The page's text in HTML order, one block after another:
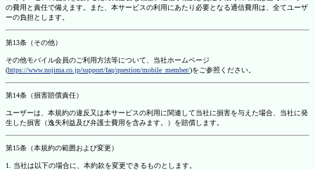
の費用と責任で備えます。また、本サービスの利用にあたり必要となる通信費用は、全てユーザ
ーの負担とします。
第13条（その他）
その他モバイル会員のご利用方法等について、当社ホームページ
(https://www.nojima.co.jp/support/faq/question/mobile_member/)をご参照ください。
第14条（損害賠償責任）
ユーザーは、本規約の違反又は本サービスの利用に関連して当社に損害を与えた場合、当社に発
生した損害（逸失利益及び弁護士費用を含みます。）を賠償します。
第15条（本規約の範囲および変更）
1. 当社は以下の場合に、本約款を変更できるものとします。